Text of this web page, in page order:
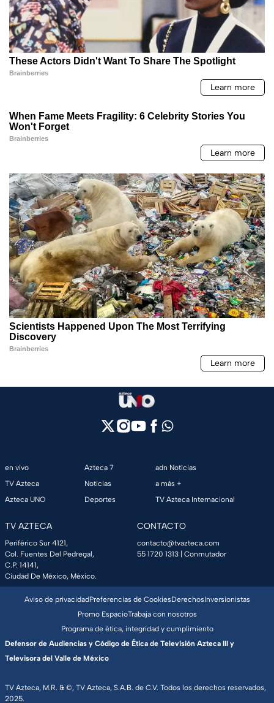
en vivo
TV Azteca
Azteca UNO
Azteca 7
Noticias
Deportes
adn Noticias
a más +
TV Azteca Internacional
TV AZTECA
Periférico Sur 4121,
Col. Fuentes Del Pedregal,
C.P. 14141,
Ciudad De México, México.
CONTACTO
contacto@tvazteca.com
55 1720 1313 | Conmutador
TV Azteca, M.R. & ©, TV Azteca, S.A.B. de C.V. Todos los derechos reservados,
2025.
Aviso de privacidadPreferencias de CookiesDerechosInversionistas
Promo EspacioTrabaja con nosotros
Programa de ética, integridad y cumplimiento
Defensor de Audiencias y Código de Ética de Televisión Azteca III y
Televisora del Valle de México